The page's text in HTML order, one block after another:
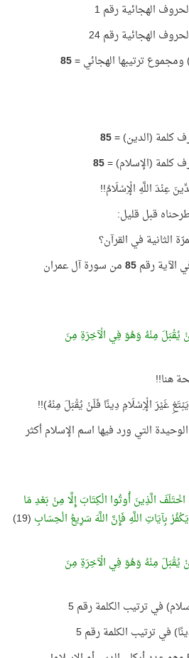
الهجائية رقم 1
الهجائية رقم 24
ترتيبها الهجائي =85
كلمة (الدين) =85
كلمة (الإسلام) =85
عِنْدَ اللَّهِ الْإِسْلَامُ!!
قبل قليل:
الثانية في القرآن؟
رقم85من سورة آل عمران
يُقْبَلَ مِنْهُ وَهُوَ فِي الْآخِرَةِ مِنَ
هنا!!
غَيْرَ الْإِسْلَامِ دِينًا فَلَنْ يُقْبَلَ مِنْهُ)!!
التي ورد فيها اسم الإسلام أكثر
الَّذِينَ أُوتُوا الْكِتَابَ إِلَّا مِنْ بَعْدِ مَا
بِآيَاتِ اللَّهِ فَإِنَّ اللَّهَ سَرِيعُ الْحِسَابِ
(19)
يُقْبَلَ مِنْهُ وَهُوَ فِي الْآخِرَةِ مِنَ
في ترتيب الكلمة رقم 5
في ترتيب الكلمة رقم 5